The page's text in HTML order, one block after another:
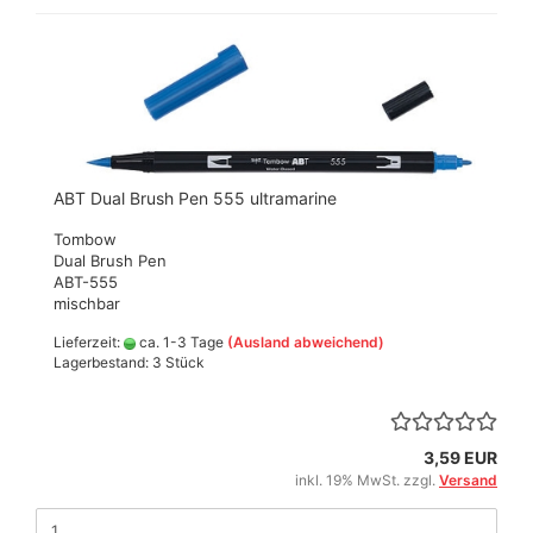
ABT Dual Brush Pen 555 ultramarine
Tombow
Dual Brush Pen
ABT-555
mischbar
Lieferzeit: ca. 1-3 Tage (Ausland abweichend)
Lagerbestand: 3 Stück
3,59 EUR
inkl. 19% MwSt. zzgl. Versand